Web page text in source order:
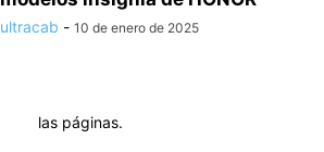
ultracab - 10 de enero de 2025
las páginas.